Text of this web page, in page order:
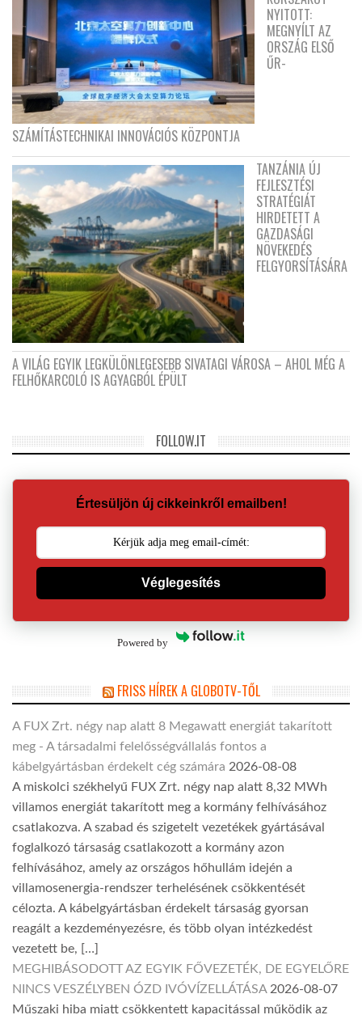
NYITOTT:
MEGNYÍLT AZ
ORSZÁG ELSŐ
ŰR-
SZÁMÍTÁSTECHNIKAI INNOVÁCIÓS KÖZPONTJA
TANZÁNIA ÚJ
FEJLESZTÉSI
STRATÉGIÁT
HIRDETETT A
GAZDASÁGI
NÖVEKEDÉS
FELGYORSÍTÁSÁRA
A VILÁG EGYIK LEGKÜLÖNLEGESEBB SIVATAGI VÁROSA – AHOL MÉG A
FELHŐKARCOLÓ IS AGYAGBÓL ÉPÜLT
FOLLOW.IT
Értesüljön új cikkeinkről emailben!
Véglegesítés
Powered by
FRISS HÍREK A GLOBOTV-TŐL
A FUX Zrt. négy nap alatt 8 Megawatt energiát takarított
meg - A társadalmi felelősségvállalás fontos a
kábelgyártásban érdekelt cég számára 2026-08-08
A miskolci székhelyű FUX Zrt. négy nap alatt 8,32 MWh
villamos energiát takarított meg a kormány felhívásához
csatlakozva. A szabad és szigetelt vezetékek gyártásával
foglalkozó társaság csatlakozott a kormány azon
felhívásához, amely az országos hőhullám idején a
villamosenergia-rendszer terhelésének csökkentését
célozta. A kábelgyártásban érdekelt társaság gyorsan
reagált a kezdeményezésre, és több olyan intézkedést
vezetett be, […]
MEGHIBÁSODOTT AZ EGYIK FŐVEZETÉK, DE EGYELŐRE
NINCS VESZÉLYBEN ÓZD IVÓVÍZELLÁTÁSA 2026-08-07
Műszaki hiba miatt csökkentett kapacitással működik az